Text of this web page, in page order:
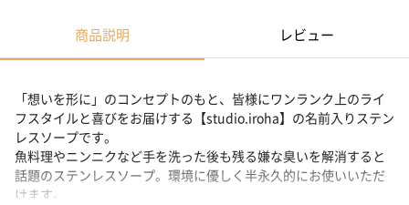
商品説明 レビュー
「想いを形に」のコンセプトのもと、皆様にワンランク上のライ
フスタイルと喜びをお届けする【studio.iroha】の名前入りステン
レスソープです。
魚料理やニンニクなど手を洗った後も残る嫌な臭いを解消すると
話題のステンレスソープ。環境に優しく半永久的にお使いいただ
けます。